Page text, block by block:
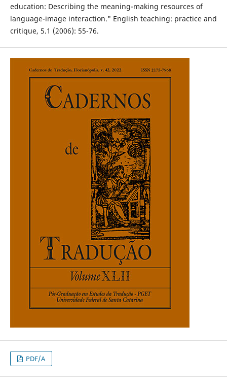
education: Describing the meaning-making resources of
language-image interaction." English teaching: practice and
critique, 5.1 (2006): 55-76.
PDF/A